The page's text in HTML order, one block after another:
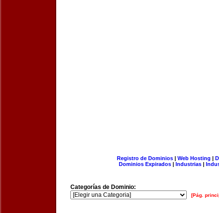
Registro de Dominios| Web Hosting |
Dominios Expirados | Industrias |
Categorías de Dominio:
[Pág.